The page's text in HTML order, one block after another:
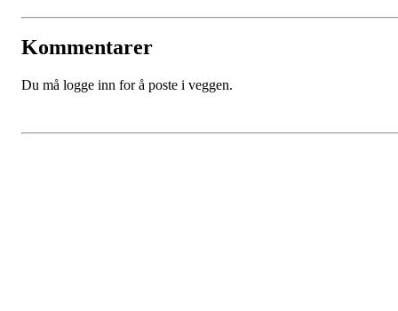
Kommentarer
Du må logge inn for å poste i veggen.